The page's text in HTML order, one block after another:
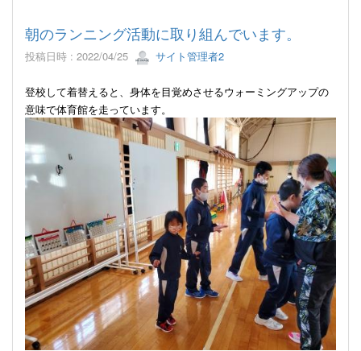
朝のランニング活動に取り組んでいます。
投稿日時 : 2022/04/25 サイト管理者2
登校して着替えると、身体を目覚めさせるウォーミングアップの
意味で体育館を走っています。